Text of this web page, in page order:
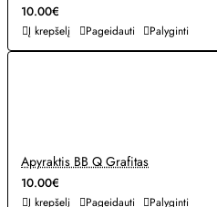
10.00€
Į krepšelį Pageidauti Palyginti
Apyraktis BB Q Grafitas
10.00€
Į krepšelį Pageidauti Palyginti